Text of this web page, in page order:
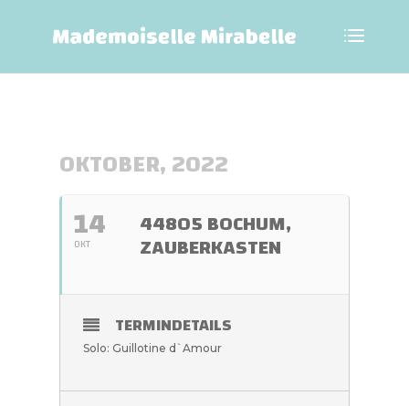
OKTOBER, 2022
14
OKT
44805 BOCHUM,
ZAUBERKASTEN
TERMINDETAILS
Solo: Guillotine d`Amour